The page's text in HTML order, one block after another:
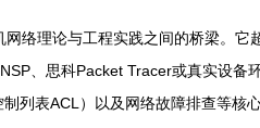
网络理论与工程实践之间的桥梁。
、思科Packet Tracer或真实设
列表ACL）以及网络故障排查等核心